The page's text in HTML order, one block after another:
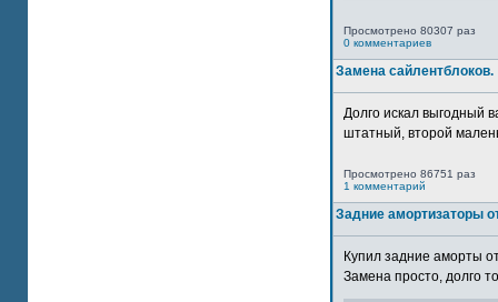
Просмотрено 80307 раз
0 комментариев
Замена сайлентблоков.
Долго искал выгодный
штатный, второй
Просмотрено 86751 раз
1 комментарий
Задние амортизаторы
Купил задние аморты
Замена просто, долго